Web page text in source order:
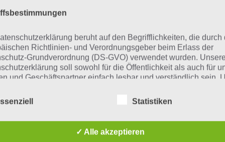
obige Lösung stimmt leider
die Lösung, die wir dir oben vorgestellt haben, nicht
ein Wort in der Lösung von 94 Prozent fehlt, so teile
in den Kommentaren mit. Nur so können wir stets
die zahlreichen Fragen und Sachverhalte in der App
immer mal wieder verändern.
beruht auf den Begrifflichkeiten, die durch
Richtlinien- und Verordnungsgeber beim Erlass der
Grundverordnung (DS-GVO) verwendet wurden. Unsere
soll sowohl für die Öffentlichkeit als auch für
und Geschäftspartner einfach lesbar und verständlich sein.
erläutern.
Statistiken
✓ Alle akzeptieren